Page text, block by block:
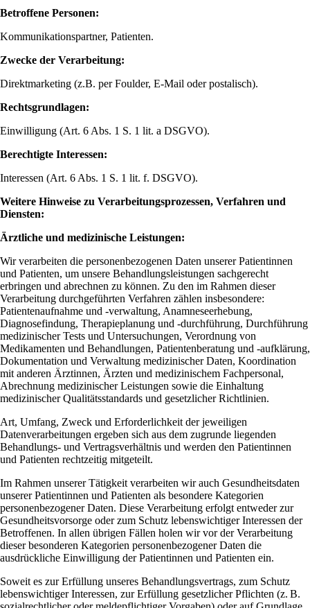
Betroffene Personen:
Kommunikationspartner, Patienten.
Zwecke der Verarbeitung:
Direktmarketing (z.B. per Foulder, E-Mail oder postalisch).
Rechtsgrundlagen:
Einwilligung (Art. 6 Abs. 1 S. 1 lit. a DSGVO).
Berechtigte Interessen:
Interessen (Art. 6 Abs. 1 S. 1 lit. f. DSGVO).
Weitere Hinweise zu Verarbeitungsprozessen, Verfahren und
Diensten:
Ärztliche und medizinische Leistungen:
Wir verarbeiten die personenbezogenen Daten unserer Patientinnen
und Patienten, um unsere Behandlungsleistungen sachgerecht
erbringen und abrechnen zu können. Zu den im Rahmen dieser
Verarbeitung durchgeführten Verfahren zählen insbesondere:
Patientenaufnahme und -verwaltung, Anamneseerhebung,
Diagnosefindung, Therapieplanung und -durchführung, Durchführung
medizinischer Tests und Untersuchungen, Verordnung von
Medikamenten und Behandlungen, Patientenberatung und -aufklärung,
Dokumentation und Verwaltung medizinischer Daten, Koordination
mit anderen Ärztinnen, Ärzten und medizinischem Fachpersonal,
Abrechnung medizinischer Leistungen sowie die Einhaltung
medizinischer Qualitätsstandards und gesetzlicher Richtlinien.
Art, Umfang, Zweck und Erforderlichkeit der jeweiligen
Datenverarbeitungen ergeben sich aus dem zugrunde liegenden
Behandlungs- und Vertragsverhältnis und werden den Patientinnen
und Patienten rechtzeitig mitgeteilt.
Im Rahmen unserer Tätigkeit verarbeiten wir auch Gesundheitsdaten
unserer Patientinnen und Patienten als besondere Kategorien
personenbezogener Daten. Diese Verarbeitung erfolgt entweder zur
Gesundheitsvorsorge oder zum Schutz lebenswichtiger Interessen der
Betroffenen. In allen übrigen Fällen holen wir vor der Verarbeitung
dieser besonderen Kategorien personenbezogener Daten die
ausdrückliche Einwilligung der Patientinnen und Patienten ein.
Soweit es zur Erfüllung unseres Behandlungsvertrags, zum Schutz
lebenswichtiger Interessen, zur Erfüllung gesetzlicher Pflichten (z. B.